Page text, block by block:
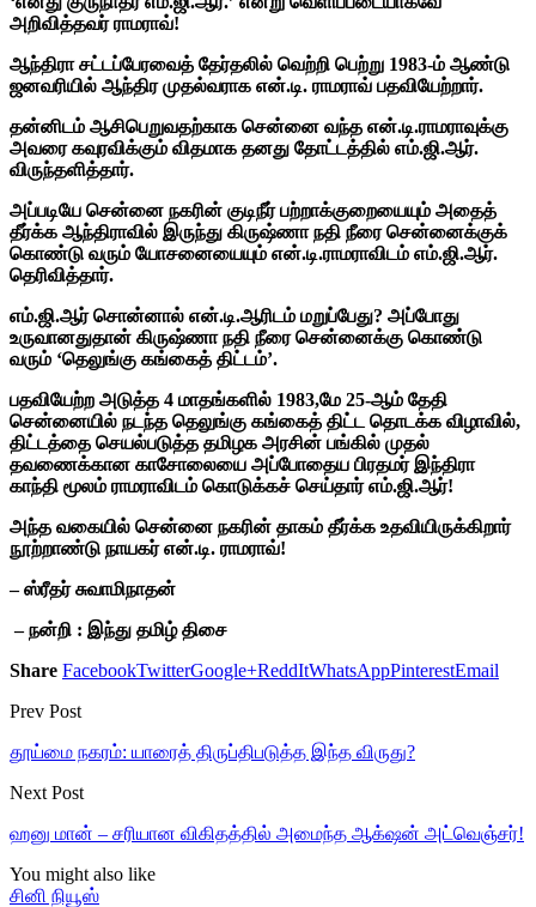
அறிவித்தவர் ராமராவ்!
ஆந்திரா சட்டப்பேரவைத் தேர்தலில் வெற்றி பெற்று 1983-ம் ஆண்டு
ஜனவரியில் ஆந்திர முதல்வராக என்.டி. ராமராவ் பதவியேற்றார்.
தன்னிடம் ஆசிபெறுவதற்காக சென்னை வந்த என்.டி.ராமராவுக்கு
அவரை கவுரவிக்கும் விதமாக தனது தோட்டத்தில் எம்.ஜி.ஆர்.
விருந்தளித்தார்.
அப்படியே சென்னை நகரின் குடிநீர் பற்றாக்குறையையும் அதைத்
தீர்க்க ஆந்திராவில் இருந்து கிருஷ்ணா நதி நீரை சென்னைக்குக்
கொண்டு வரும் யோசனையையும் என்.டி.ராமராவிடம் எம்.ஜி.ஆர்.
தெரிவித்தார்.
எம்.ஜி.ஆர் சொன்னால் என்.டி.ஆரிடம் மறுப்பேது? அப்போது
உருவானதுதான் கிருஷ்ணா நதி நீரை சென்னைக்கு கொண்டு
வரும் ‘தெலுங்கு கங்கைத் திட்டம்’.
பதவியேற்ற அடுத்த 4 மாதங்களில் 1983,மே 25-ஆம் தேதி
சென்னையில் நடந்த தெலுங்கு கங்கைத் திட்ட தொடக்க விழாவில்,
திட்டத்தை செயல்படுத்த தமிழக அரசின் பங்கில் முதல்
தவணைக்கான காசோலையை அப்போதைய பிரதமர் இந்திரா
காந்தி மூலம் ராமராவிடம் கொடுக்கச் செய்தார் எம்.ஜி.ஆர்!
அந்த வகையில் சென்னை நகரின் தாகம் தீர்க்க உதவியிருக்கிறார்
நூற்றாண்டு நாயகர் என்.டி. ராமராவ்!
– ஸ்ரீதர் சுவாமிநாதன்
– நன்றி : இந்து தமிழ் திசை
Share FacebookTwitterGoogle+ReddItWhatsAppPinterestEmail
Prev Post
தூய்மை நகரம்: யாரைத் திருப்திபடுத்த இந்த விருது?
Next Post
ஹனு மான் – சரியான விகிதத்தில் அமைந்த ஆக்‌ஷன் அட்வெஞ்சர்!
You might also like
சினி நியூஸ்